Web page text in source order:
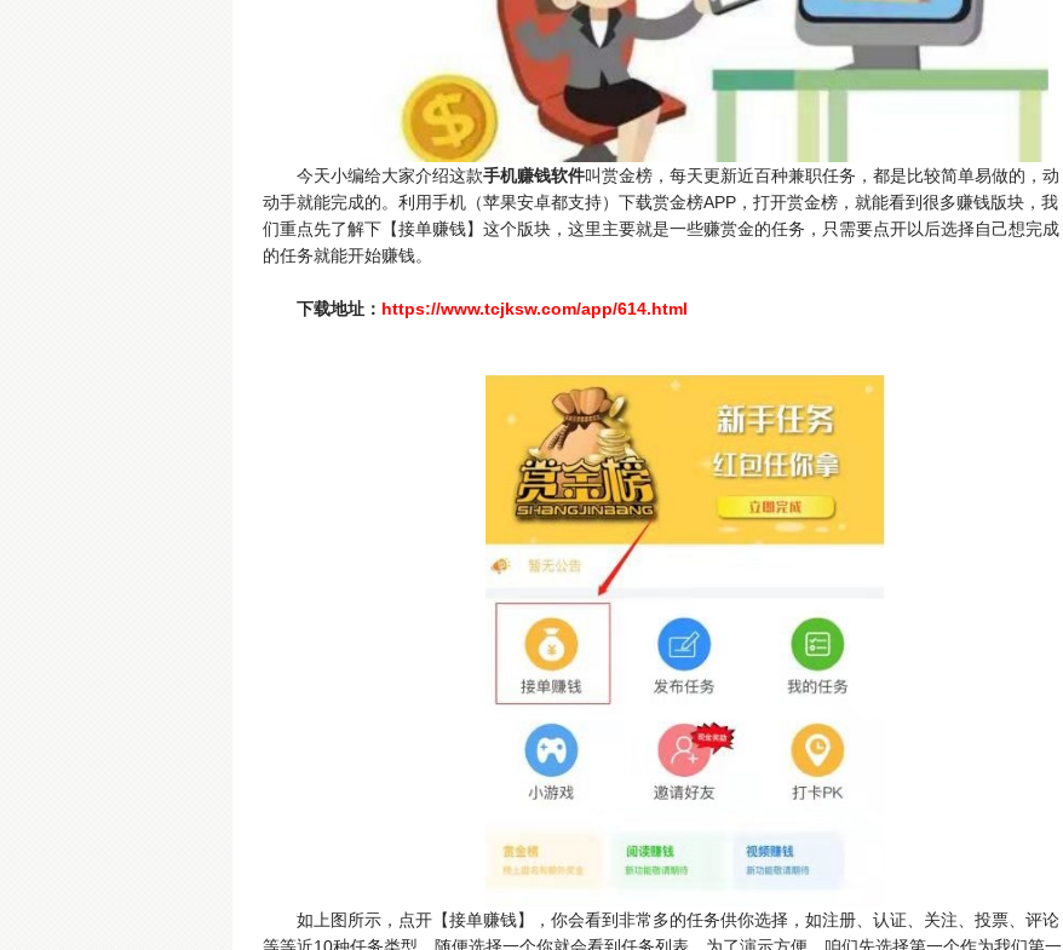
今天小编给大家介绍这款手机赚钱软件叫赏金榜，每天更新近百种兼职任务，都是比较简单易做的，动
动手就能完成的。利用手机（苹果安卓都支持）下载赏金榜APP，打开赏金榜，就能看到很多赚钱版块，我
们重点先了解下【接单赚钱】这个版块，这里主要就是一些赚赏金的任务，只需要点开以后选择自己想完成
的任务就能开始赚钱。
下载地址： https://www.tcjksw.com/app/614.html
如上图所示，点开【接单赚钱】，你会看到非常多的任务供你选择，如注册、认证、关注、投票、评论